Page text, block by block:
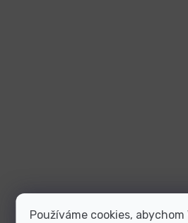
Používáme cookies, abychom